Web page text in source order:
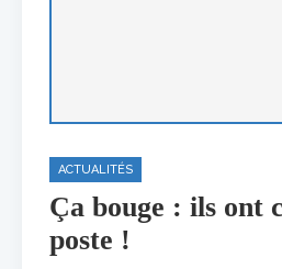
ACTUALITÉS
Ça bouge : ils ont
poste !